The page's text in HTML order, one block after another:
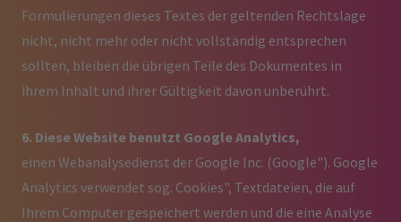
Formulierungen dieses Textes der geltenden Rechtslage
nicht, nicht mehr oder nicht vollständig entsprechen
sollten, bleiben die übrigen Teile des Dokumentes in
ihrem Inhalt und ihrer Gültigkeit davon unberührt.
6. Diese Website benutzt Google Analytics,
einen Webanalysedienst der Google Inc. (Google"). Google
Analytics verwendet sog. Cookies", Textdateien, die auf
Ihrem Computer gespeichert werden und die eine Analyse